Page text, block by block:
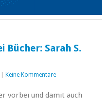
Bücher: Sarah S.
Keine Kommentare
vorbei und damit auch